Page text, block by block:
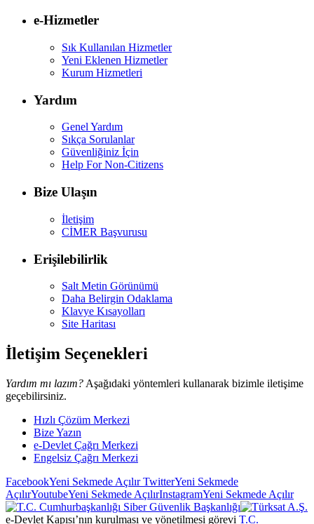
e-Hizmetler
Sık Kullanılan Hizmetler
Yeni Eklenen Hizmetler
Kurum Hizmetleri
Yardım
Genel Yardım
Sıkça Sorulanlar
Güvenliğiniz İçin
Help For Non-Citizens
Bize Ulaşın
İletişim
CİMER Başvurusu
Erişilebilirlik
Salt Metin Görünümü
Daha Belirgin Odaklama
Klavye Kısayolları
Site Haritası
İletişim Seçenekleri
Yardım mı lazım? Aşağıdaki yöntemleri kullanarak bizimle iletişime
geçebilirsiniz.
Hızlı Çözüm Merkezi
Bize Yazın
e-Devlet Çağrı Merkezi
Engelsiz Çağrı Merkezi
FacebookYeni Sekmede AçılırTwitterYeni Sekmede
AçılırYoutubeYeni Sekmede AçılırInstagramYeni Sekmede Açılır
e-Devlet Kapısı’nın kurulması ve yönetilmesi görevi T.C.